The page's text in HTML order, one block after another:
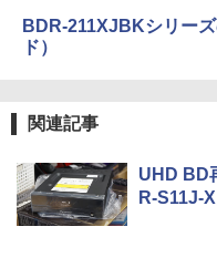
BDR-211XJBKシリー
ド）
関連記事
UHD BD
R-S11J-